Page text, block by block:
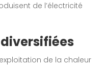
de l’électricité
de la chaleur